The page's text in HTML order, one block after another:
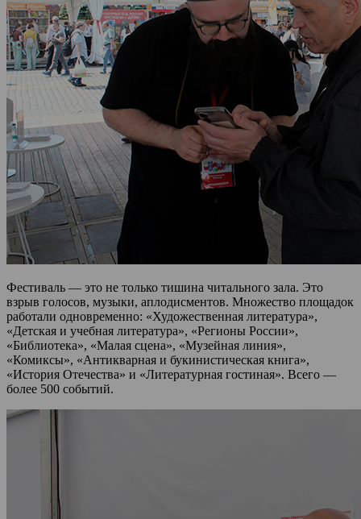
Фестиваль — это не только тишина читального зала. Это
взрыв голосов, музыки, аплодисментов. Множество площадок
работали одновременно: «Художественная литература»,
«Детская и учебная литература», «Регионы России»,
«Библиотека», «Малая сцена», «Музейная линия»,
«Комиксы», «Антикварная и букинистическая книга»,
«История Отечества» и «Литературная гостиная». Всего —
более 500 событий.